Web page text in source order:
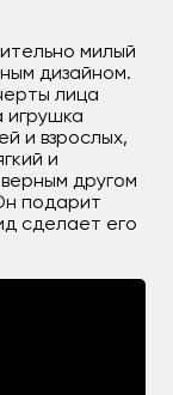
милый
дизайном.
лица
и взрослых,
и
другом
подарит
сделает его